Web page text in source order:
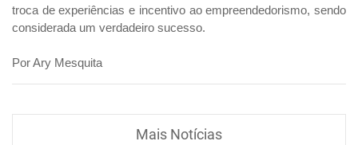
troca de experiências e incentivo ao empreendedorismo, sendo
considerada um verdadeiro sucesso.
Por Ary Mesquita
Mais Notícias